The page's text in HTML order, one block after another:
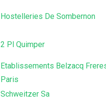
Hostelleries De Sombernon
2 Pl Quimper
Etablissements Belzacq
Paris
Schweitzer Sa